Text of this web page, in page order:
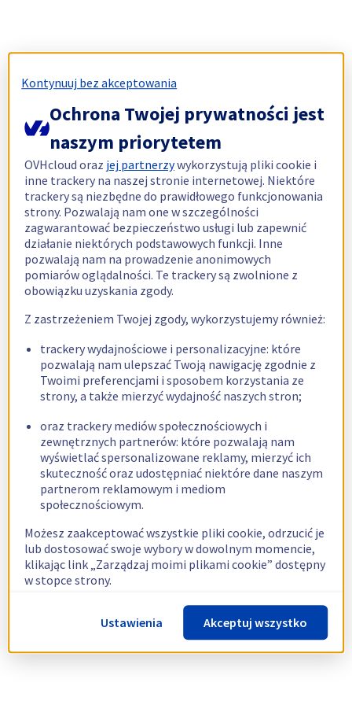
Kontynuuj bez akceptowania
Ochrona Twojej prywatności jest
naszym priorytetem
OVHcloud oraz jej partnerzywykorzystują pliki cookie i
inne trackery na naszej stronie internetowej. Niektóre
trackery są niezbędne do prawidłowego funkcjonowania
strony. Pozwalają nam one w szczególności
zagwarantować bezpieczeństwo usługi lub zapewnić
działanie niektórych podstawowych funkcji. Inne
pozwalają nam na prowadzenie anonimowych
pomiarów oglądalności. Te trackery są zwolnione z
obowiązku uzyskania zgody.
Z zastrzeżeniem Twojej zgody, wykorzystujemy również:
trackery wydajnościowe i personalizacyjne: które
pozwalają nam ulepszać Twoją nawigację zgodnie z
Twoimi preferencjami i sposobem korzystania ze
strony, a także mierzyć wydajność naszych stron;
oraz trackery mediów społecznościowych i
zewnętrznych partnerów: które pozwalają nam
wyświetlać spersonalizowane reklamy, mierzyć ich
skuteczność oraz udostępniać niektóre dane naszym
partnerom reklamowym i mediom
społecznościowym.
Możesz zaakceptować wszystkie pliki cookie, odrzucić je
lub dostosować swoje wybory w dowolnym momencie,
klikając link „Zarządzaj moimi plikami cookie” dostępny
w stopce strony.
Więcej informacji znajdziesz w naszejpolityce
dotyczącej wykorzystywania plików cookie.
Ustawienia Akceptuj wszystko